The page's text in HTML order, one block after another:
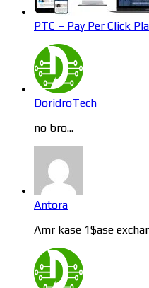
PTC – Pay Per Click
DoridroTech
no bro...
Antora
Amr kase 1$ase